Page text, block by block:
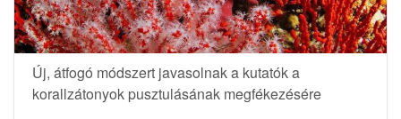
Új, átfogó módszert javasolnak a kutatók a
korallzátonyok pusztulásának megfékezésére